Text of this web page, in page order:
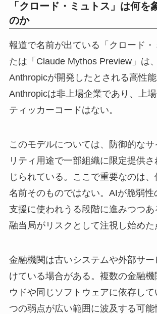
「クロード・ミュトス」は何を
のか
報道で名前が出ている「クロード・
たは「Claude Mythos Preview」は
Anthropicが開発したとされる高性能
Anthropicは非上場企業であり、上
ティッカーコードはない。
このモデルについては、防御的なサ
リティ用途で一部組織に限定提供
じられている。ここで重要なのは
名前そのものではない。AIが脆弱性
支援に使われうる段階に進みつつあ
融当局がリスクとして注視し始めた
金融機関は古いシステムや外部サー
けている場合がある。複数の金融機
ウドや同じソフトウェアに依存して
つの弱点が広い範囲に波及する可